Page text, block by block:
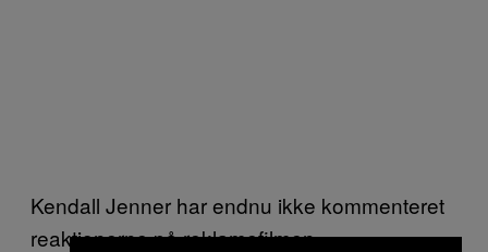
Kendall Jenner har endnu ikke kommenteret
reaktionerne på reklamefilmen.